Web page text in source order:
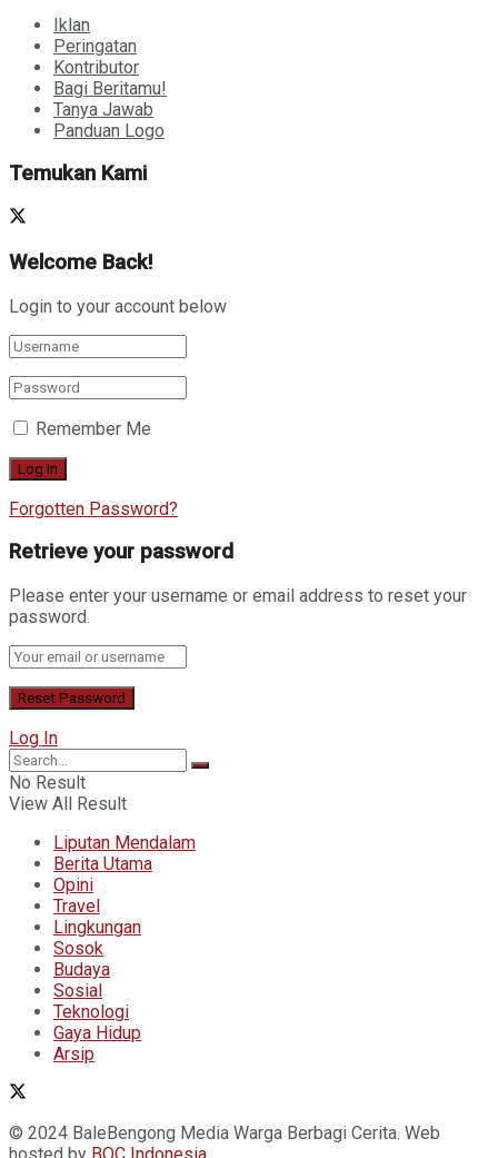
Iklan
Peringatan
Kontributor
Bagi Beritamu!
Tanya Jawab
Panduan Logo
Temukan Kami
Welcome Back!
Login to your account below
Remember Me
Forgotten Password?
Retrieve your password
Please enter your username or email address to reset your
password.
Log In
No Result
View All Result
Liputan Mendalam
Berita Utama
Opini
Travel
Lingkungan
Sosok
Budaya
Sosial
Teknologi
Gaya Hidup
Arsip
© 2024 BaleBengong Media Warga Berbagi Cerita. Web